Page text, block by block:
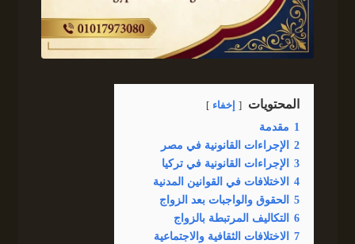
المحتويات إخفاء
1 مقدمة
2
الإجراءات القانونية في مصر
3
الإجراءات القانونية في تركيا
4
الاختلافات في القوانين المدنية
5
الحقوق والواجبات بعد الزواج
6
التكاليف المرتبطة بالزواج
7
الاختلافات الثقافية والاجتماعية